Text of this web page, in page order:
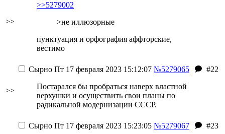
>>
>>5279002
>не иллюзорные
пунктуация и орфография аффторские,
вестимо
>>
Сырно Пт 17 февраля 2023 15:12:07 №5279065
#22
Постарался бы пробраться наверх властной
верхушки и осуществить свои планы по
радикальной модернизации СССР.
Сырно Пт 17 февраля 2023 15:23:05 №5279067
#23